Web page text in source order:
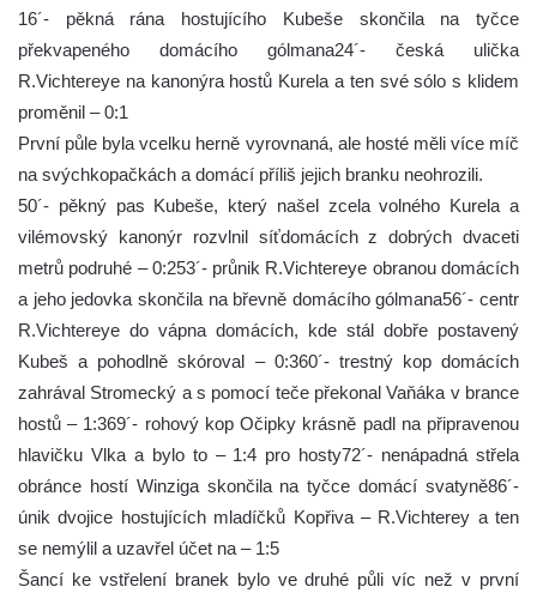
16´- pěkná rána hostujícího Kubeše skončila na tyčce
překvapeného domácího gólmana24´- česká ulička
R.Vichtereye na kanonýra hostů Kurela a ten své sólo s klidem
proměnil – 0:1
První půle byla vcelku herně vyrovnaná, ale hosté měli více míč
na svýchkopačkách a domácí příliš jejich branku neohrozili.
50´- pěkný pas Kubeše, který našel zcela volného Kurela a
vilémovský kanonýr rozvlnil síťdomácích z dobrých dvaceti
metrů podruhé – 0:253´- průnik R.Vichtereye obranou domácích
a jeho jedovka skončila na břevně domácího gólmana56´- centr
R.Vichtereye do vápna domácích, kde stál dobře postavený
Kubeš a pohodlně skóroval – 0:360´- trestný kop domácích
zahrával Stromecký a s pomocí teče překonal Vaňáka v brance
hostů – 1:369´- rohový kop Očipky krásně padl na připravenou
hlavičku Vlka a bylo to – 1:4 pro hosty72´- nenápadná střela
obránce hostí Winziga skončila na tyčce domácí svatyně86´-
únik dvojice hostujících mladíčků Kopřiva – R.Vichterey a ten
se nemýlil a uzavřel účet na – 1:5
Šancí ke vstřelení branek bylo ve druhé půli víc než v první